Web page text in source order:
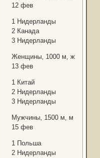
12 фев
1 Нидерланды
2 Канада
3 Нидерланды
Женщины, 1000 м, ж
13 фев
1 Китай
2 Нидерланды
3 Нидерланды
Мужчины, 1500 м, м
15 фев
1 Польша
2 Нидерланды